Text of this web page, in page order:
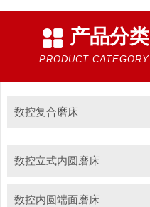
产品分类
PRODUCT CATEGORY
数控复合磨床
数控立式内圆磨床
数控内圆端面磨床